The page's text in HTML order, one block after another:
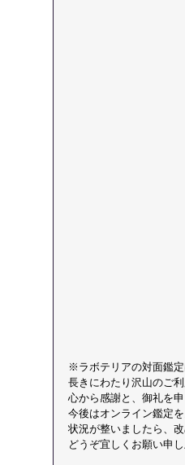
※ラボテリアの対面鑑定
長きにわたり沢山のご
心から感謝と、御礼を申
今後はオンライン鑑定
状況が整いましたら、
どうぞ宜しくお願い申し